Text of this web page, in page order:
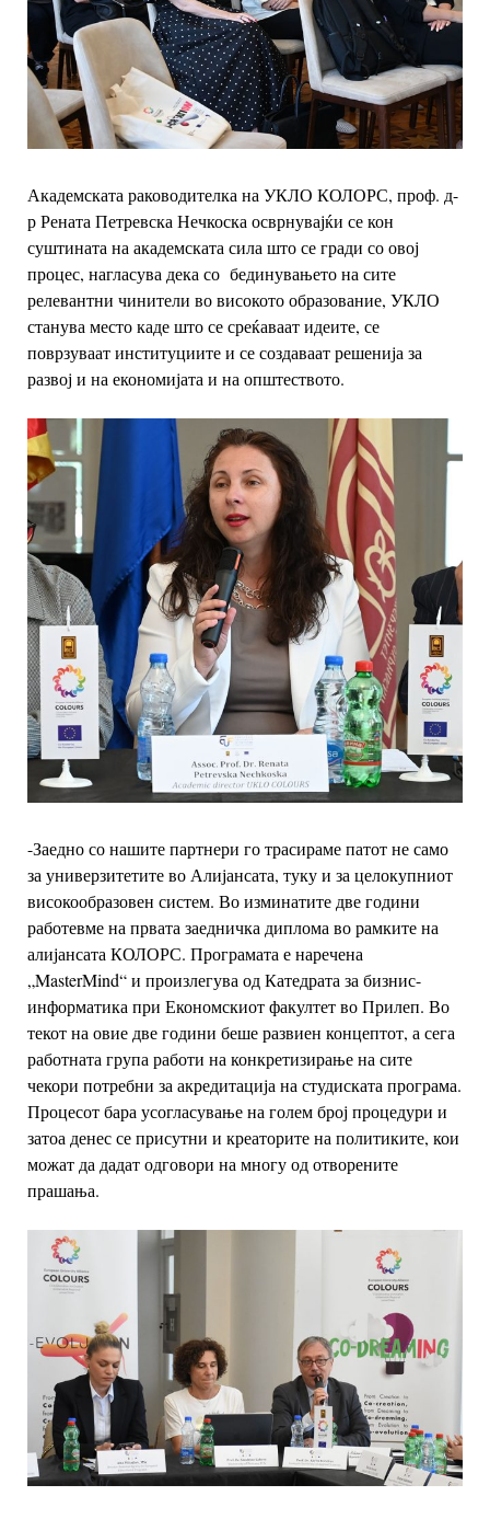
Академската раководителка на УКЛО КОЛОРС, проф. д-
р Рената Петревска Нечкоска осврнувајќи се кон
суштината на академската сила што се гради со овој
процес, нагласува дека со бединувањето на сите
релевантни чинители во високотообразование, УКЛО
станува место каде што се среќаваат идеите, се
поврзуваатинституциите и се создаваат решенија за
развој и на економијата и на општеството.
-Заедно со нашите партнери го трасираме патот не само
за универзитетите во Алијансата, туку и за целокупниот
високообразовен систем. Во изминатите две години
работевме на првата заедничка диплома во рамките на
алијансата КОЛОРС. Програмата е наречена
„MasterMind“ и произлегува од Катедрата за бизнис-
информатика при Економскиот факултет во Прилеп. Во
текот на овие две години бешеразвиен концептот, а сега
работната група работи на конкретизирање на сите
чекори потребни за акредитација на студиската програма.
Процесот бара усогласување на голем број процедури и
затоа денес се присутни и креаторите на политиките, кои
можат да дадат одговори на многу од отворените
прашања.